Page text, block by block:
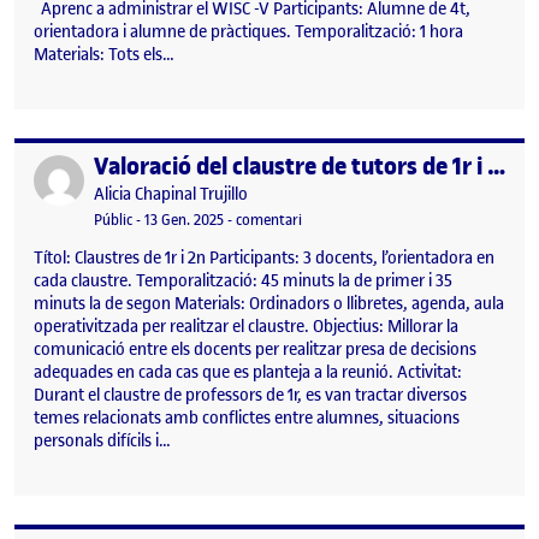
Aprenc a administrar el WISC -V Participants: Alumne de 4t,
orientadora i alumne de pràctiques. Temporalització: 1 hora
Materials: Tots els…
Publicat per Valoració del claustre de tutors de 1r i 2n de l’ESO
Publicat per
Alicia Chapinal Trujillo
Visibilitat:
Públic-Data de publicació
13 Gen. 202514 gener, 2025 9:41 pm
-comentariel Valoració del claustre de tutors de
Títol: Claustres de 1r i 2n Participants: 3 docents, l’orientadora en
cada claustre. Temporalització: 45 minuts la de primer i 35
minuts la de segon Materials: Ordinadors o llibretes, agenda, aula
operativitzada per realitzar el claustre. Objectius: Millorar la
comunicació entre els docents per realitzar presa de decisions
adequades en cada cas que es planteja a la reunió. Activitat:
Durant el claustre de professors de 1r, es van tractar diversos
temes relacionats amb conflictes entre alumnes, situacions
personals difícils i…